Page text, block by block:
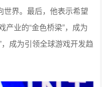
世界。最后，他表示希望
产业的“金色桥梁”，成为
成为引领全球游戏开发趋